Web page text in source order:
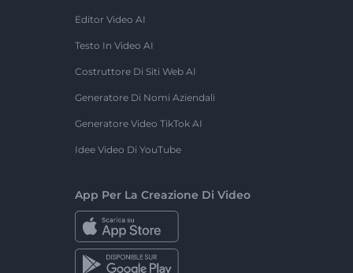
Editor Video AI
Testo In Video AI
Costruttore Di Siti Web AI
Generatore Di Nomi Aziendali
Generatore Video TikTok AI
Idee Video Di YouTube
App Per La Creazione Di Video